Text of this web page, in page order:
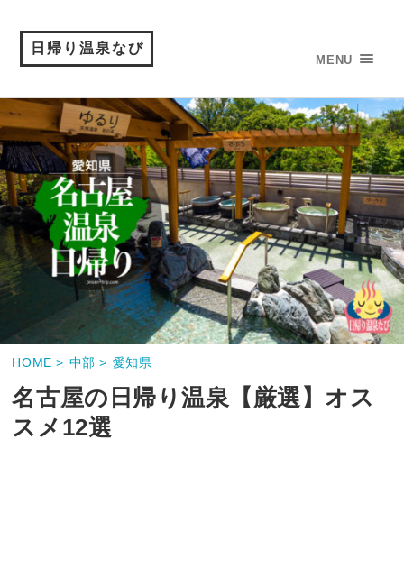
日帰り温泉なび
MENU
HOME > 中部 > 愛知県
名古屋の日帰り温泉【厳選】オス
スメ12選